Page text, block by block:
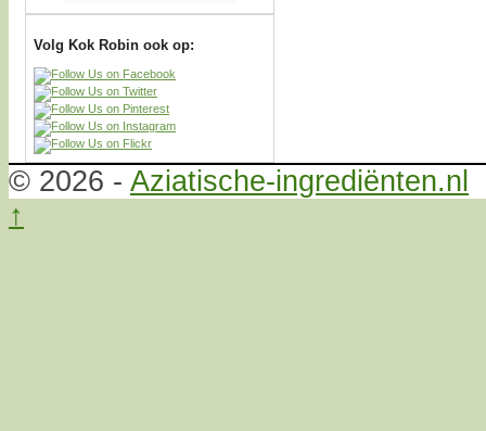
Volg Kok Robin ook op:
© 2026 - Aziatische-ingrediënten.nl
↑